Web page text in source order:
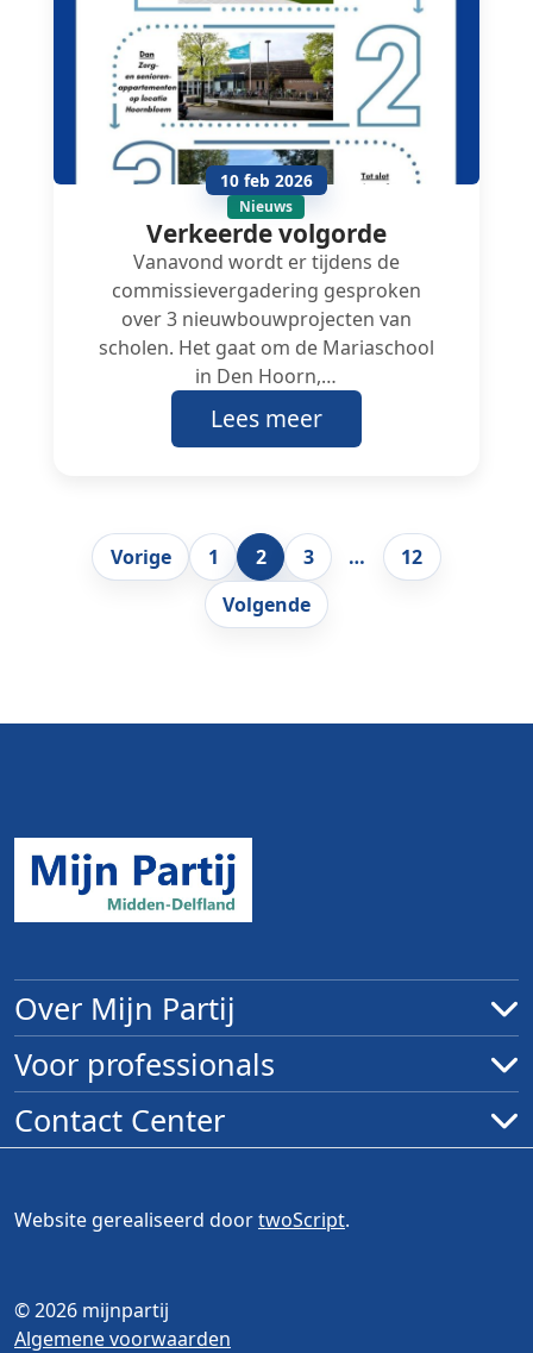
10 feb 2026
Nieuws
Verkeerde volgorde
Vanavond wordt er tijdens de
commissievergadering gesproken
over 3 nieuwbouwprojecten van
scholen. Het gaat om de Mariaschool
in Den Hoorn,…
Lees meer
Paginering
Vorige 1 2 3 …
12
Volgende
Over Mijn Partij
Voor professionals
Contact Center
© 2026 mijnpartij
Algemene voorwaarden
Website gerealiseerd doortwoScript.